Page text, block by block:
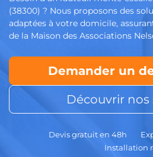
(38300) ? Nous proposons des
adaptées à votre domicile,
de la Maison des Associations
Demander un
Découvrir nos
Devis gratuit en 48h
Installation